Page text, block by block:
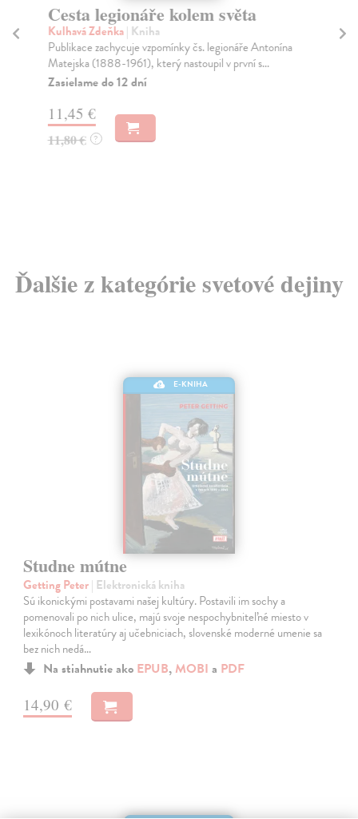
Cesta legionáře kolem světa
Kulhavá Zdeňka| Kniha
Publikace zachycuje vzpomínky čs. legionáře Antonína
Matejska (1888-1961), který nastoupil v první s...
Zasielame do 12 dní
11,45 €
11,80 € ?
Ďalšie z kategórie svetové dejiny
E-KNIHA
Studne mútne
Getting Peter| Elektronická kniha
Sú ikonickými postavami našej kultúry. Postavili im sochy a
pomenovali po nich ulice, majú svoje nespochybniteľné miesto v
lexikónoch literatúry aj učebniciach, slovenské moderné umenie sa
bez nich nedá…
Na stiahnutie ako EPUB, MOBI a PDF
14,90 €